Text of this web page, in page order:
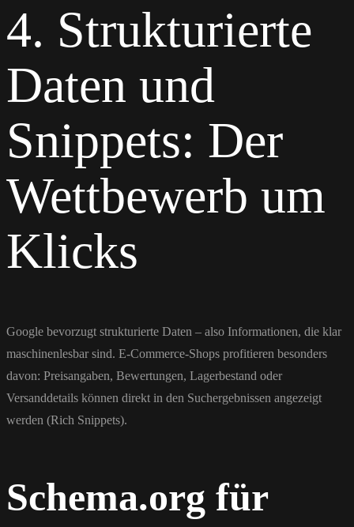
4. Strukturierte
Daten und
Snippets: Der
Wettbewerb um
Klicks
Google bevorzugt strukturierte Daten – also Informationen, die klar
maschinenlesbar sind. E-Commerce-Shops profitieren besonders
davon: Preisangaben, Bewertungen, Lagerbestand oder
Versanddetails können direkt in den Suchergebnissen angezeigt
werden (Rich Snippets).
Schema.org für